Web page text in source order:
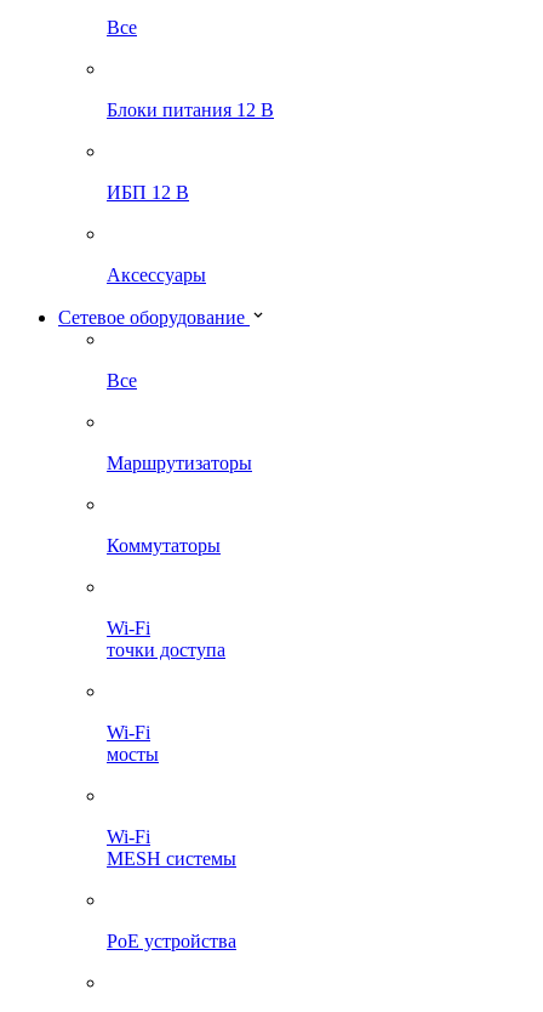
Все
Блоки питания 12 В
ИБП 12 В
Аксессуары
Сетевое оборудование
Все
Маршрутизаторы
Коммутаторы
Wi-Fi
точки доступа
Wi-Fi
мосты
Wi-Fi
MESH системы
PoE устройства